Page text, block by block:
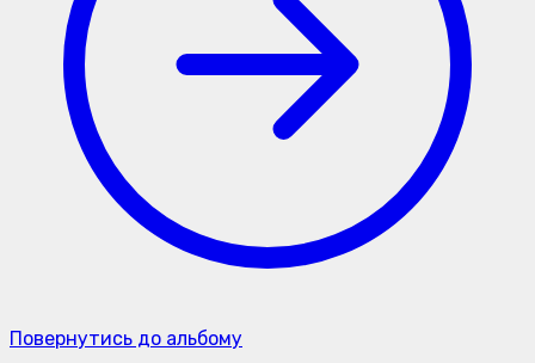
Повернутись до альбому